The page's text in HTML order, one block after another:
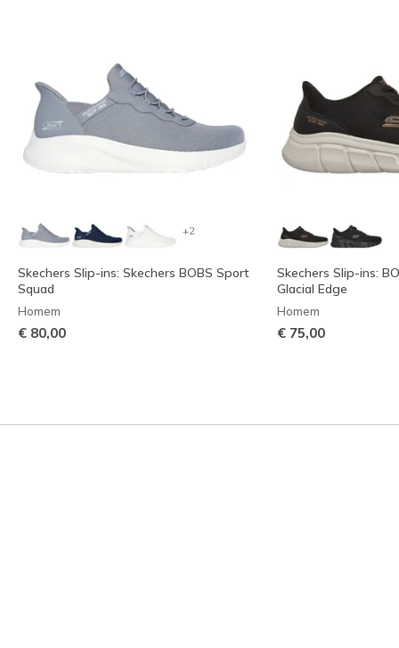
+2
Skechers Slip-ins: Skechers BOBS Sport
Squad
Homem
€ 80,00
Skechers Slip-ins:
Glacial Edge
Homem
€ 75,00